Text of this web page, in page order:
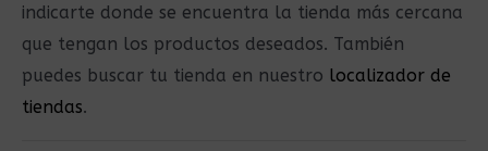
indicarte donde se encuentra la tienda más cercana
que tengan los productos deseados. También
puedes buscar tu tienda en nuestro localizador de
tiendas.